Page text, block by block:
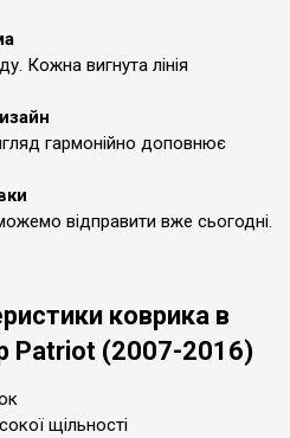
Кожна вигнута лінія
гармонійно доповнює
відправити вже сьогодні.
коврика в
Patriot (2007-2016)
щільності